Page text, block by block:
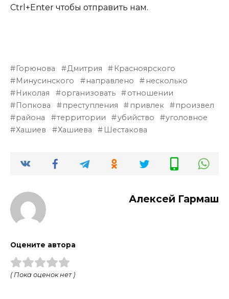
Ctrl+Enter чтобы отправить нам.
Горюнова Дмитрия
Красноярского
Минусинского
направлено
несколько
Николая
организовать
отношении
Попкова
преступления привлек
произвел
района
территории убийство
уголовное
Хашиев
Хашиева Шестакова
Алексей Гармаш
Оцените автора
( Пока оценок нет )